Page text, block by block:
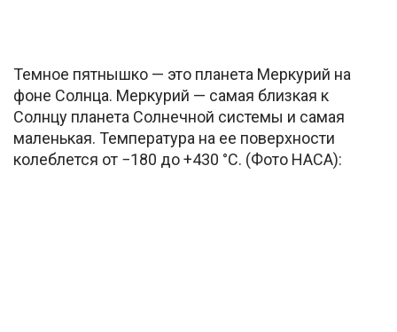
Темное пятнышко — это планета Меркурий на
фоне Солнца. Меркурий — самая близкая к
Солнцу планета Солнечной системы и самая
маленькая. Температура на ее поверхности
колеблется от −180 до +430 °C. (Фото НАСА):